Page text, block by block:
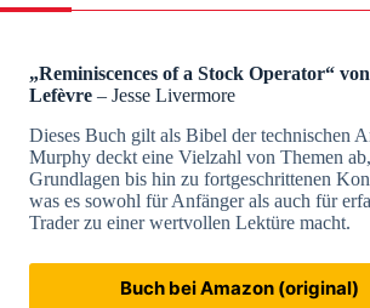
„Reminiscences of a Stock Operator“
Lefèvre – Jesse Livermore
Dieses Buch gilt als Bibel der technischen
Murphy deckt eine Vielzahl von Themen
Grundlagen bis hin zu fortgeschrittenen
was es sowohl für Anfänger als auch für
Trader zu einer wertvollen Lektüre macht.
Buch bei Amazon (original)